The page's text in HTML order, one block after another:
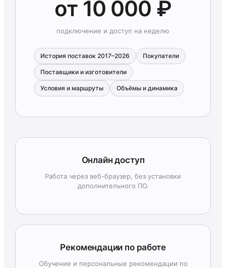
от 10 000 ₽
подключение и доступ на неделю
История поставок 2017–2026 Покупатели
Поставщики и изготовители
Условия и маршруты Объёмы и динамика
Онлайн доступ
Работа через веб-браузер, без установки
дополнительного ПО.
Рекомендации по работе
Обучение и персональные рекомендации по